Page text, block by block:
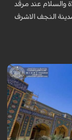
والسلام عند مرقد
النجف الاشرف